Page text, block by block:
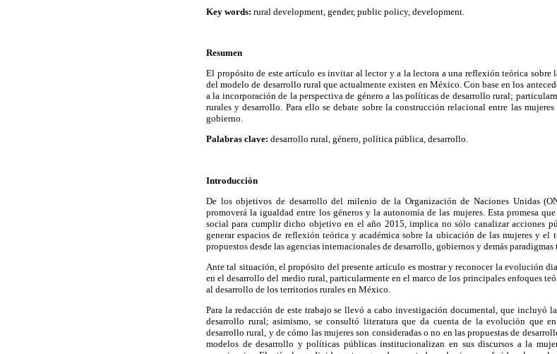
Key words: rural development, gender, public policy, development.
Resumen
El propósito de este artículo es invitar al lector y a la lectora a una reflexión teórica
del modelo de desarrollo rural que actualmente existen en México. Con base en los
a la incorporación de la perspectiva de género a las políticas de desarrollo rural;
rurales y desarrollo. Para ello se debate sobre la construcción relacional entre las
gobierno.
Palabras clave: desarrollo rural, género, política pública, desarrollo.
Introducción
De los objetivos de desarrollo del milenio de la Organización de Naciones Unidas
promoverá la igualdad entre los géneros y la autonomía de las mujeres. Esta promesa
social para cumplir dicho objetivo en el año 2015, implica no sólo canalizar acciones
generar espacios de reflexión teórica y académica sobre la ubicación de las mujeres y el
propuestos desde las agencias internacionales de desarrollo, gobiernos y demás paradigmas
Ante tal situación, el propósito del presente artículo es mostrar y reconocer la evolución
en el desarrollo del medio rural, particularmente en el marco de los principales enfoques
al desarrollo de los territorios rurales en México.
Para la redacción de este trabajo se llevó a cabo investigación documental, que incluyó
desarrollo rural; asimismo, se consultó literatura que da cuenta de la evolución que
desarrollo rural, y de cómo las mujeres son consideradas o no en las propuestas de
modelos de desarrollo y políticas públicas institucionalizan en sus discursos a la